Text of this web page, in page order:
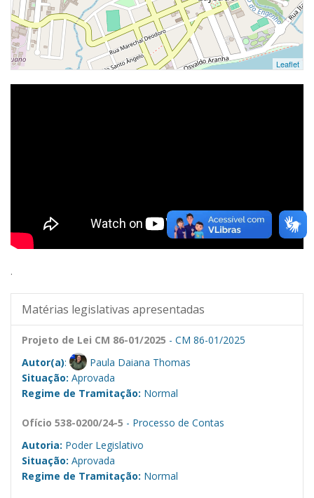
Leaflet
.
Matérias legislativas apresentadas
Projeto de Lei CM 86-01/2025 - CM 86-01/2025
Autor(a):
Paula Daiana Thomas
Situação: Aprovada
Regime de Tramitação: Normal
Ofício 538-0200/24-5 - Processo de Contas
Autoria: Poder Legislativo
Situação: Aprovada
Regime de Tramitação: Normal